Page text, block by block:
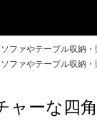
ファやテーブル収納
ファやテーブル収納
ャーな四